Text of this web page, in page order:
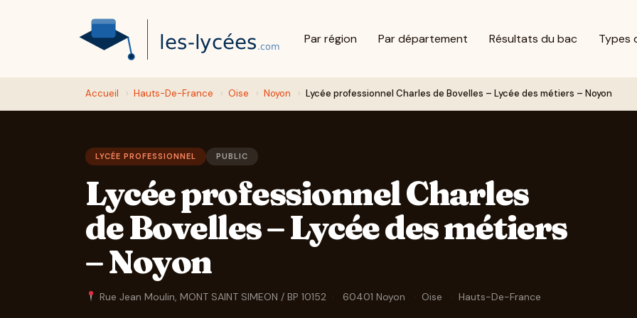
Par région Par département Résultats du bac Types
Accueil › Hauts-De-France › Oise › Noyon › Lycée professionnel Charles de Bovelles – Lycée des métiers – Noyon
LYCÉE PROFESSIONNEL PUBLIC
Lycée professionnel Charles
de Bovelles – Lycée des métiers
– Noyon
Rue Jean Moulin, MONT SAINT SIMEON / BP 10152 · 60401 Noyon · Oise · Hauts-De-France